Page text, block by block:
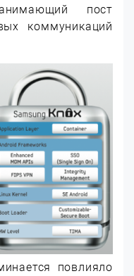
пост
коммуникаций
повлияло